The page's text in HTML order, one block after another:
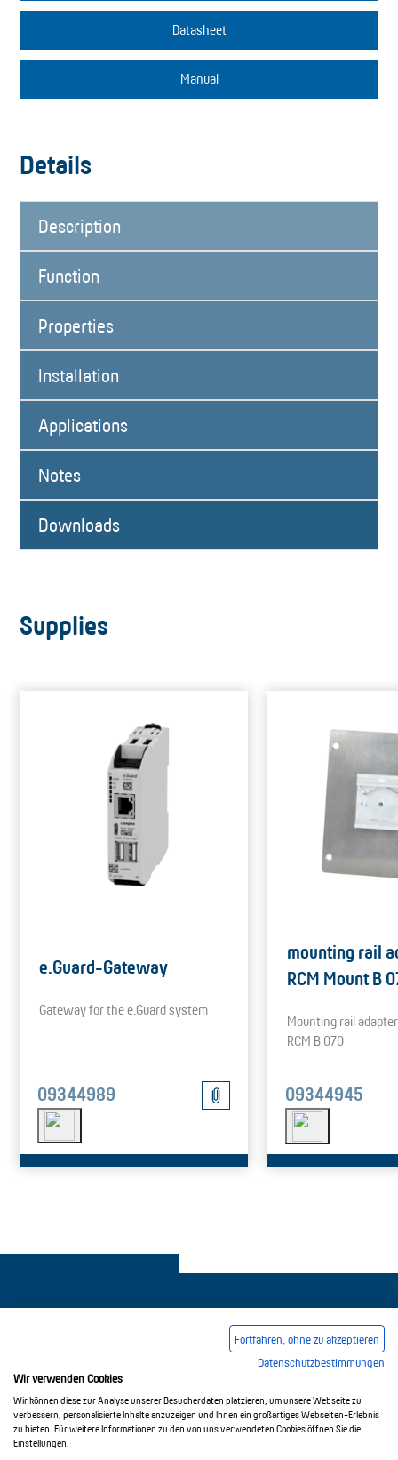
Datasheet
Manual
Details
Description
Function
Properties
Installation
Applications
Notes
Downloads
Supplies
e.Guard-Gateway
Gateway for the e.Guard system
09344989
mounting rail
RCM Mount B
Mounting rail
RCM B 070
09344945
Common Conditions Of Trading
Privacy Policy
Fortfahren, ohne zu akzeptieren
Datenschutzbestimmungen
Wir verwenden Cookies
Wir können diese zur Analyse unserer Besucherdaten platzieren, um unsere Webseite zu
verbessern, personalisierte Inhalte anzuzeigen und Ihnen ein großartiges Webseiten-Erlebnis
zu bieten. Für weitere Informationen zu den von uns verwendeten Cookies öffnen Sie die
Einstellungen.